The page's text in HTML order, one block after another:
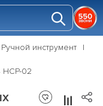
Ручной инструмент
02